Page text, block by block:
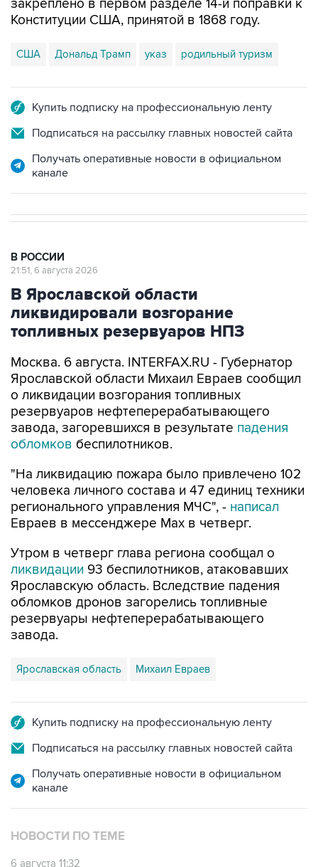
закреплено в первом разделе 14-й поправки к
Конституции США, принятой в 1868 году.
США Дональд Трамп указ родильный туризм
Купить подписку на профессиональную ленту
Подписаться на рассылку главных новостей сайта
Получать оперативные новости в официальном
канале
В РОССИИ
21:51, 6 августа 2026
В Ярославской области
ликвидировали возгорание
топливных резервуаров НПЗ
Москва. 6 августа. INTERFAX.RU - Губернатор
Ярославской области Михаил Евраев сообщил
о ликвидации возгорания топливных
резервуаров нефтеперерабатывающего
завода, загоревшихся в результате падения
обломков беспилотников.
"На ликвидацию пожара было привлечено 102
человека личного состава и 47 единиц техники
регионального управления МЧС", - написал
Евраев в мессенджере Мах в четверг.
Утром в четверг глава региона сообщал о
ликвидации 93 беспилотников, атаковавших
Ярославскую область. Вследствие падения
обломков дронов загорелись топливные
резервуары нефтеперерабатывающего
завода.
Ярославская область Михаил Евраев
Купить подписку на профессиональную ленту
Подписаться на рассылку главных новостей сайта
Получать оперативные новости в официальном
канале
НОВОСТИ ПО ТЕМЕ
6 августа 11:32